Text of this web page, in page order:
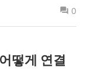
0
떻게 연결